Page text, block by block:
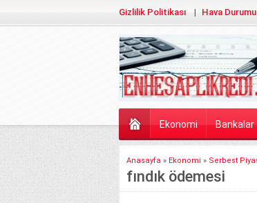
Gizlilik Politikası Hava Durumu
Ekonomi Bankalar
Anasayfa » Ekonomi » Serbest
fındık ödemesi